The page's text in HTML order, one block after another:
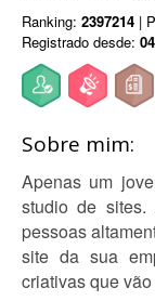
Ranking: 2397214 |
Registrado desde:
Sobre mim:
Apenas um
studio de sites.
pessoas
site da sua
criativas que